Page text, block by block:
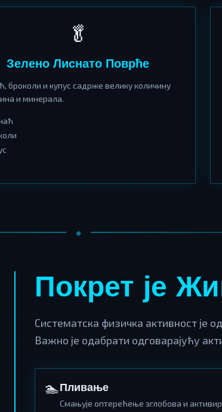
🥬
Зелено Лиснато Поврће
броколи и купус садрже велику количину
и минерала.
Покрет је
Систематска физичка активност је
Важно је одабрати одговарајућу
🏊Пливање
Смањује оптерећење зглобова и